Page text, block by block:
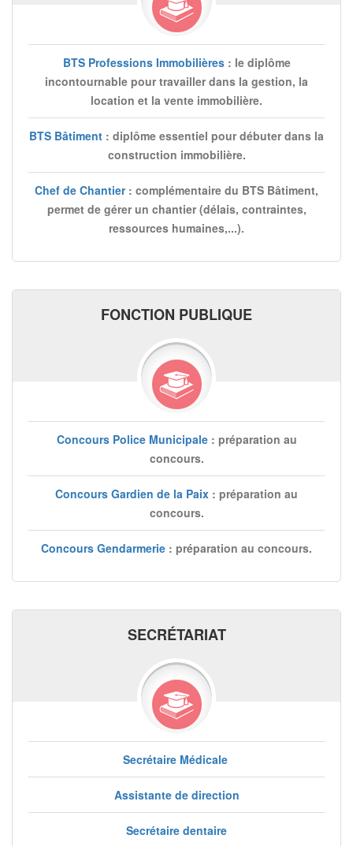
BTS Professions Immobilières: le diplôme
incontournable pour travailler dans la gestion, la
location et la vente immobilière.
BTS Bâtiment : diplôme essentiel pour débuter dans la
construction immobilière.
Chef de Chantier: complémentaire du BTS Bâtiment,
permet de gérer un chantier (délais, contraintes,
ressources humaines,...).
FONCTION PUBLIQUE
Concours Police Municipale: préparation au
concours.
Concours Gardien de la Paix : préparation au
concours.
Concours Gendarmerie : préparation au concours.
SECRÉTARIAT
Secrétaire Médicale
Assistante de direction
Secrétaire dentaire